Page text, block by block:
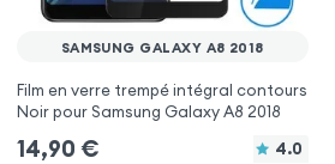
SAMSUNG GALAXY A8 2018
Film en verre trempé intégral contours
Noir pour Samsung Galaxy A8 2018
14,90 € 4.0